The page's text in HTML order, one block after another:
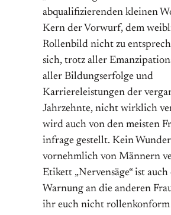
abqualifizierenden kleinen
Kern der Vorwurf, dem
Rollenbild nicht zu
sich, trotz aller
aller Bildungserfolge und
Karriereleistungen der
Jahrzehnte, nicht wirklich
wird auch von den meisten
infrage gestellt. Kein
vornehmlich von Männern
Etikett „Nervensäge“ ist auch
Warnung an die anderen
ihr euch nicht